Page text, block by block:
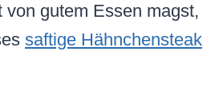
von gutem Essen magst,
saftige Hähnchensteak